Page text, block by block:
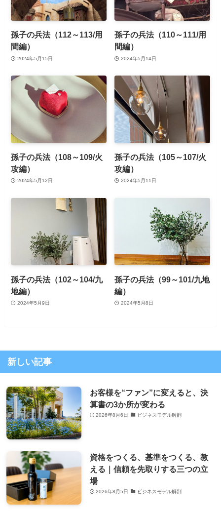
孫子の兵法（112～113/用
間編）
2024年5月15日
孫子の兵法（110～111/用
間編）
2024年5月14日
孫子の兵法（108～109/火
攻編）
2024年5月12日
孫子の兵法（105～107/火
攻編）
2024年5月11日
孫子の兵法（102～104/九
地編）
2024年5月9日
孫子の兵法（99～101/九地
編）
2024年5月8日
新しい記事
お客様を“ファン”に変えると、決
算書の3か所が変わる
2026年8月6日 ビジネスモデル解剖
資格をつくる、基準をつくる、教
える｜信頼を先取りする三つの立
場
2026年8月5日 ビジネスモデル解剖